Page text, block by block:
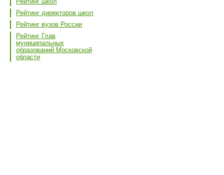
Рейтинг директоров школ
Рейтинг вузов России
Рейтинг Глав
муниципальных
образований Московской
области